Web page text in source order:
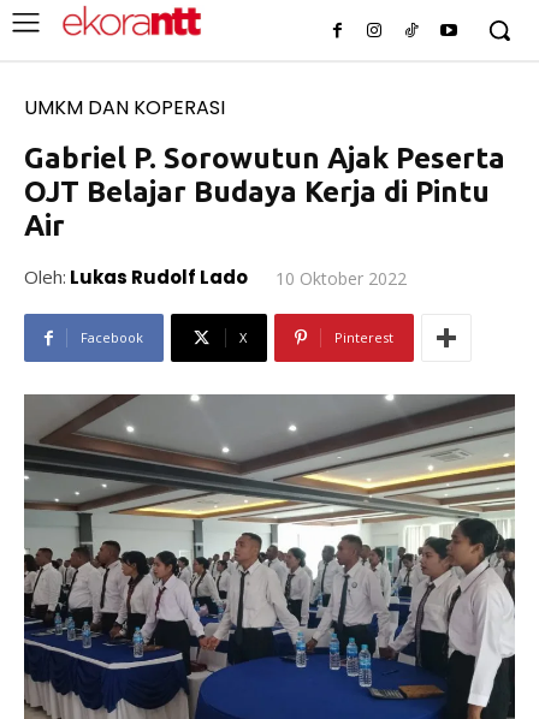
UMKM DAN KOPERASI
Gabriel P. Sorowutun Ajak Peserta
OJT Belajar Budaya Kerja di Pintu
Air
Oleh: Lukas Rudolf Lado 10 Oktober 2022
Facebook X Pinterest